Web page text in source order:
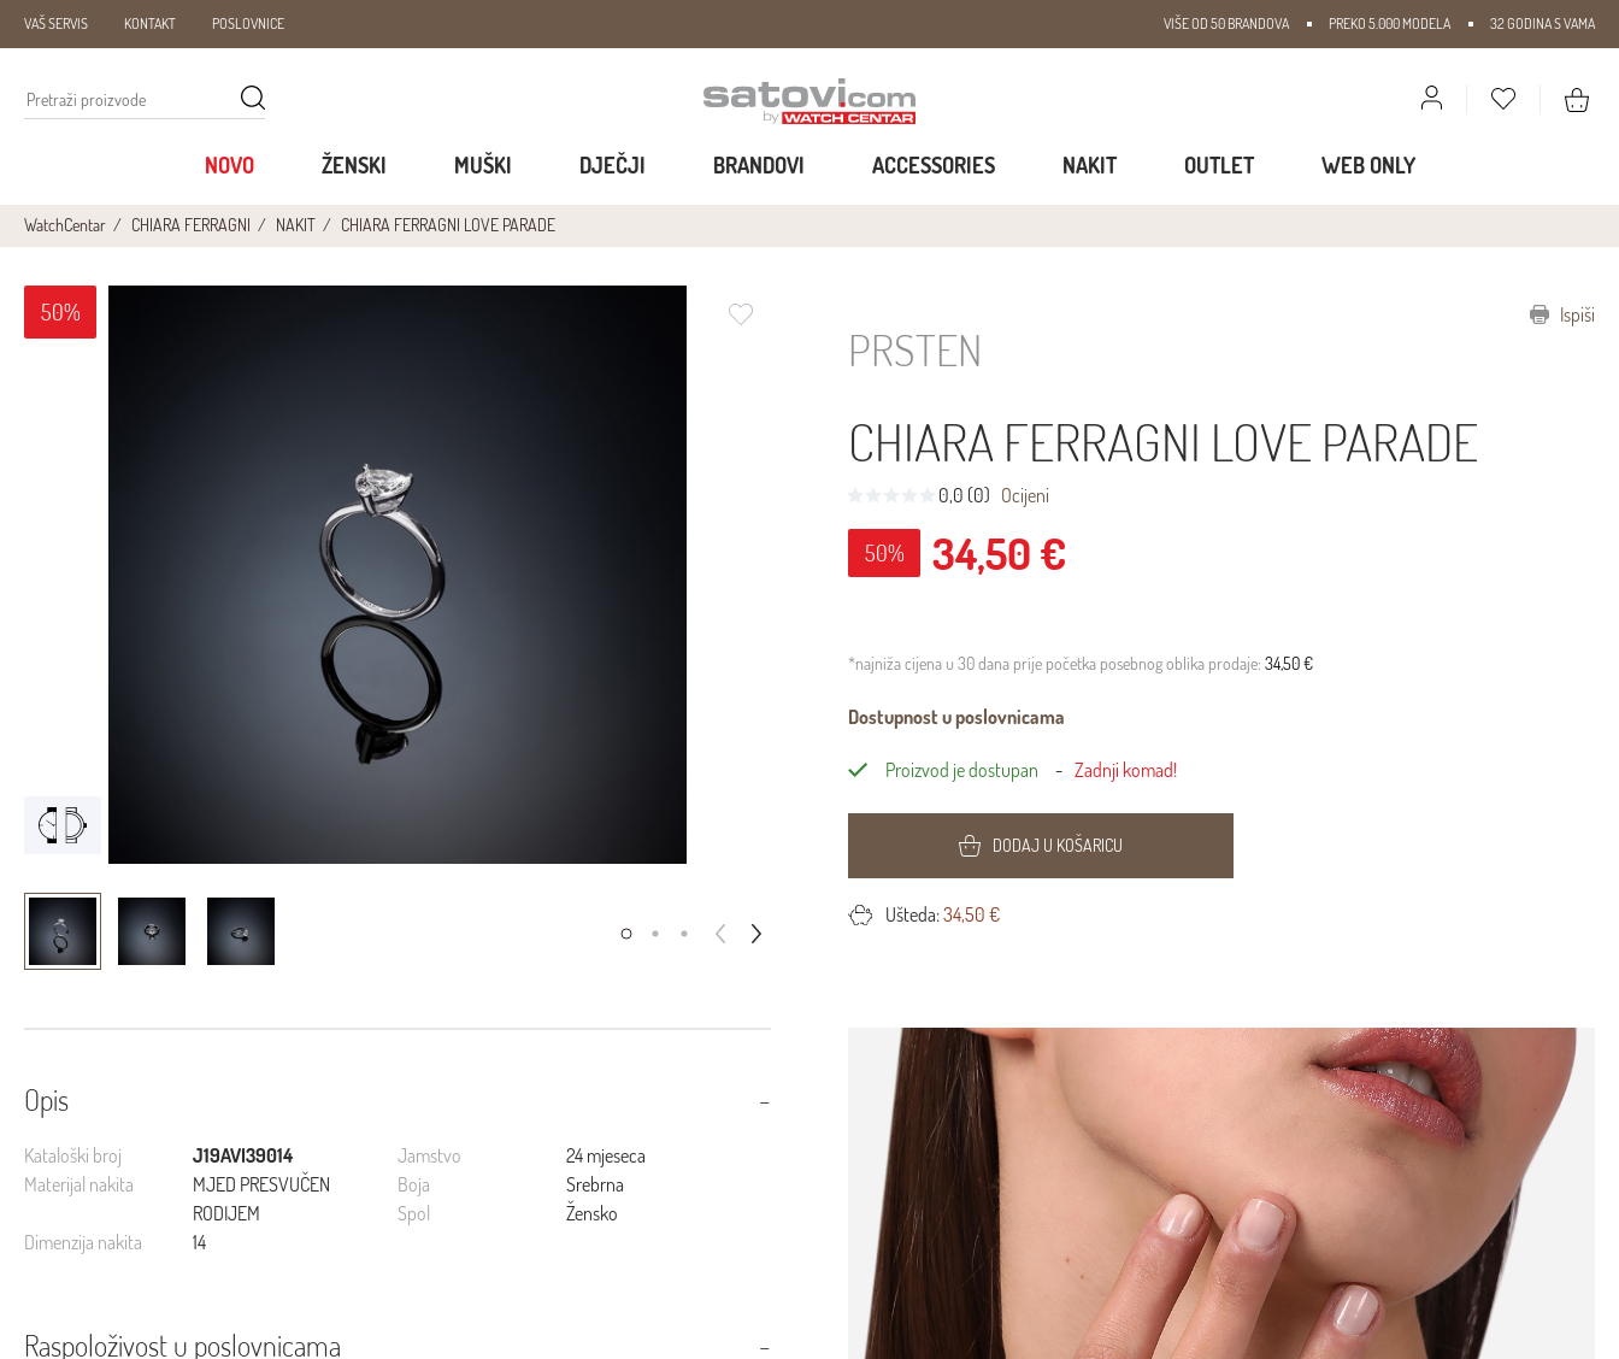
VAŠ SERVIS KONTAKT POSLOVNICE VIŠE OD 50 BRANDOVA PREKO 5.000 MODELA 32 GODINA S VAMA
NOVO ŽENSKI MUŠKI DJEČJI BRANDOVI ACCESSORIES NAKIT OUTLET WEB ONLY
WatchCentar CHIARA FERRAGNI NAKIT CHIARA FERRAGNI LOVE PARADE
50% Ispiši
PRSTEN
CHIARA FERRAGNI LOVE PARADE
0,0 (0) Ocijeni
50% 34,50 €
*najniža cijena u 30 dana prije početka posebnog oblika prodaje: 34,50 €
Dostupnost u poslovnicama
Proizvod je dostupan Zadnji komad!
DODAJ U KOŠARICU
Ušteda:34,50 €
Opis
Kataloški broj
J19AVI39014
Materijal nakita
MJED PRESVUČEN
RODIJEM
Dimenzija nakita
14
Jamstvo
24 mjeseca
Boja
Srebrna
Spol
Žensko
Raspoloživost u poslovnicama